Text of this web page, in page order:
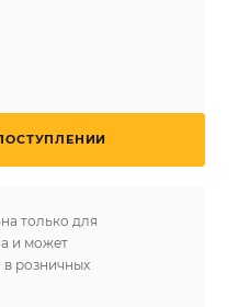
только для
и может
в розничных